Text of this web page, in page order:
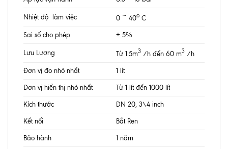
Nhiệt độ làm việc 0 ~ 40o C
Sai số cho phép
± 5%
Lưu Lượng Từ 1.5m3 /h đến 60 m3 /h
Đơn vị đo nhỏ nhất
1 lít
Đơn vị hiển thị nhỏ nhất
Từ 1 lít đến 1000 lít
Kích thước
DN 20, 3\4 inch
Kết nối
Bắt Ren
Bảo hành
1 năm